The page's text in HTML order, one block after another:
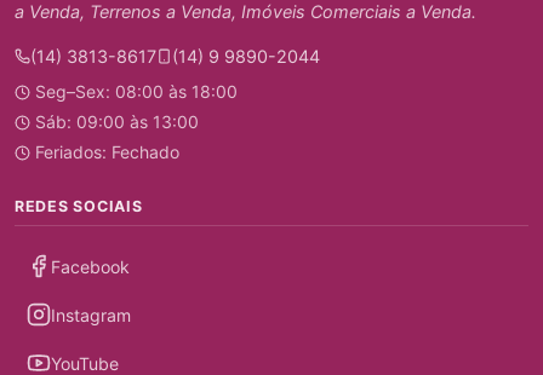
a Venda, Terrenos a Venda, Imóveis Comerciais a Venda.
(14) 3813-8617
(14) 9 9890-2044
Seg–Sex: 08:00 às 18:00
Sáb: 09:00 às 13:00
Feriados: Fechado
REDES SOCIAIS
Facebook
Instagram
YouTube